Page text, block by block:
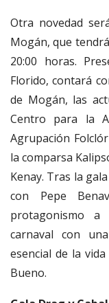
Otra novedad
Mogán, que
20:00 horas.
Florido, contará
de Mogán, las
Centro para la
Agrupación
la comparsa
Kenay. Tras la
con Pepe
protagonismo
carnaval con
esencial de la
Bueno.